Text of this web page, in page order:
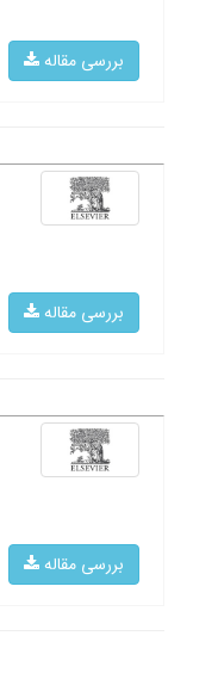
بررسی مقاله
بررسی مقاله
بررسی مقاله